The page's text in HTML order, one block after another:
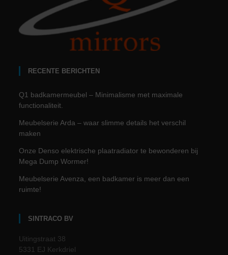
RECENTE BERICHTEN
Q1 badkamermeubel – Minimalisme met maximale
functionaliteit.
Meubelserie Arda – waar slimme details het verschil
maken
Onze Denso elektrische plaatradiator te bewonderen bij
Mega Dump Wormer!
Meubelserie Avenza, een badkamer is meer dan een
ruimte!
SINTRACO BV
Uitingstraat 38
5331 EJ Kerkdriel